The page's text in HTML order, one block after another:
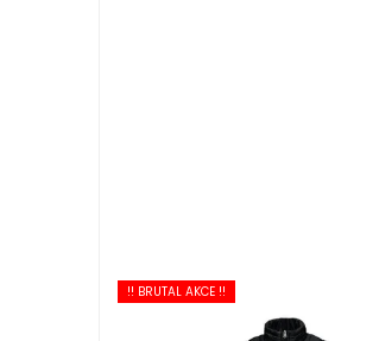
V
ý
!! BRUTAL AKCE !!